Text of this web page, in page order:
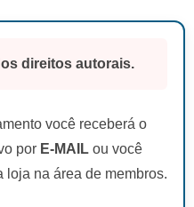
direitos autorais.
você receberá o
por E-MAIL ou você
loja na área de membros.